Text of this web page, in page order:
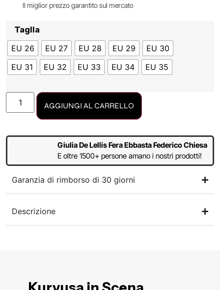
Il miglior prezzo garantito sul mercato
Taglia
EU 26
EU 27 EU 28 EU 29
EU 30
EU 31
EU 32 EU 33 EU 34 EU 35
AGGIUNGI AL CARRELLO
Giulia De Lellis Fera Ebbasta Federico Chiesa
E oltre 1500+ persone amano i nostri prodotti!
Garanzia di rimborso di 30 giorni
Descrizione